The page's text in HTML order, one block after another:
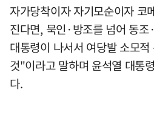
자가당착이자 자기모순이자
진다면, 묵인·방조를 넘어 동
대통령이 나서서 여당발 소모
것"이라고 말하며 윤석열 대통
다.